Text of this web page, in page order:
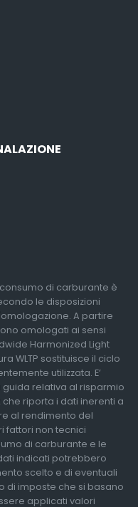
di carburante è
le disposizioni
A partire
omologati ai sensi
Harmonized Light
WLTP sostituisce il ciclo
utilizzata. E’
relativa al risparmio
riporta i dati inerenti a
al rendimento del
fattori non tecnici
di carburante e le
indicati potrebbero
scelto e di eventuali
di imposte che si basano
applicati valori